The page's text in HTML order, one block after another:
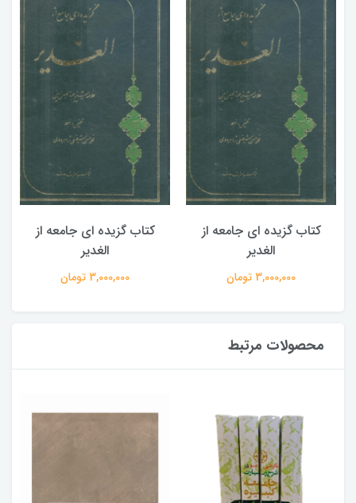
کتاب گزیده ای جامعه از
الغدیر
3,000,000 تومان
کتاب گزیده ای جامعه از
الغدیر
3,000,000 تومان
محصولات مرتبط